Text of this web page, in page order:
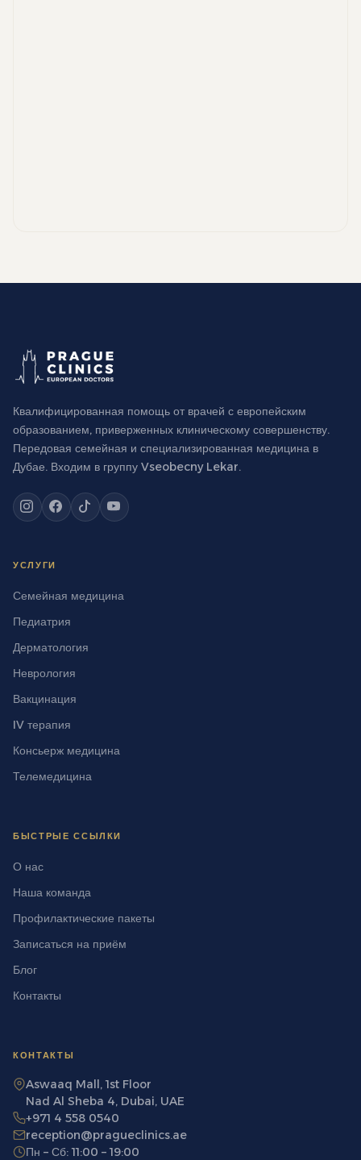
Квалифицированная помощь от врачей с европейским
образованием, приверженных клиническому совершенству.
Передовая семейная и специализированная медицина в
Дубае. Входим в группу Vseobecny Lekar.
УСЛУГИ
Семейная медицина
Педиатрия
Дерматология
Неврология
Вакцинация
IV терапия
Консьерж медицина
Телемедицина
БЫСТРЫЕ ССЫЛКИ
О нас
Наша команда
Профилактические пакеты
Записаться на приём
Блог
Контакты
КОНТАКТЫ
Aswaaq Mall, 1st Floor
Nad Al Sheba 4, Dubai, UAE
+971 4 558 0540
reception@pragueclinics.ae
Пн – Сб: 11:00 – 19:00